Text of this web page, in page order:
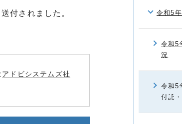
付されました。
アドビシステムズ社
令和5
令和5
況
令和5
付託